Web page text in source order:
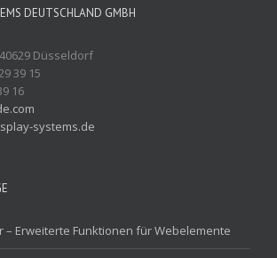
DEUTSCHLAND GMBH
Düsseldorf
39 15
16
systems.de
– Erweiterte Funktionen für Webelemente